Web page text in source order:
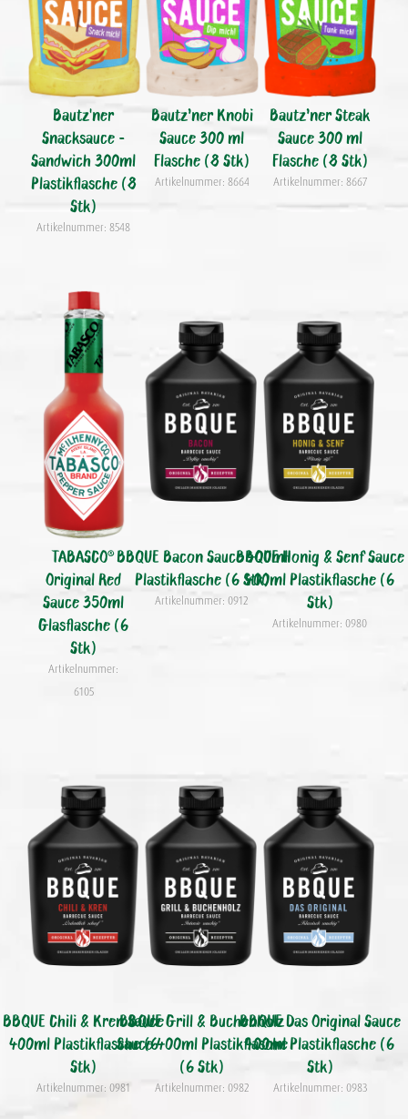
Bautz'ner
Snacksauce -
Sandwich 300ml
Plastikflasche (8
Stk)
Artikelnummer: 8548
Bautz’ner Knobi
Sauce 300 ml
Flasche (8 Stk)
Artikelnummer: 8664
Bautz’ner Steak
Sauce 300 ml
Flasche (8 Stk)
Artikelnummer: 8667
TABASCO®
Original Red
Sauce 350ml
Glasflasche (6
Stk)
Artikelnummer:
6105
BBQUE Bacon Sauce 400ml
Plastikflasche (6 Stk)
Artikelnummer: 0912
BBQUE Honig & Senf Sauce
400ml Plastikflasche (6
Stk)
Artikelnummer: 0980
BBQUE Chili & Kren Sauce
400ml Plastikflasche (6
Stk)
Artikelnummer: 0981
BBQUE Grill & Buchenholz
Sauce 400ml Plastikflasche
(6 Stk)
Artikelnummer: 0982
BBQUE Das Original Sauce
400ml Plastikflasche (6
Stk)
Artikelnummer: 0983